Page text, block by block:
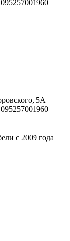
5А
с 2009 года